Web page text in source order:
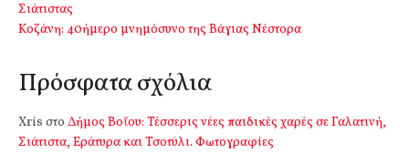
Σιάτιστας
Kοζάνη: 40ήμερο μνημόσυνο της Βάγιας Νέστορα
Πρόσφατα σχόλια
Xris στο Δήμος Βοΐου: Τέσσερις νέες παιδικές χαρές σε Γαλατινή,
Σιάτιστα, Εράτυρα και Τσοτύλι. Φωτογραφίες